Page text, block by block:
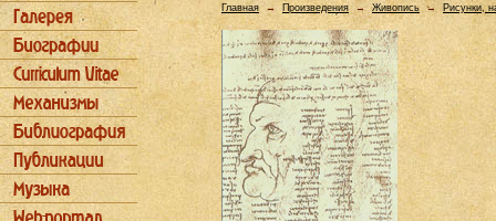
Главная→ Произведения → Живопись → Рисунки,